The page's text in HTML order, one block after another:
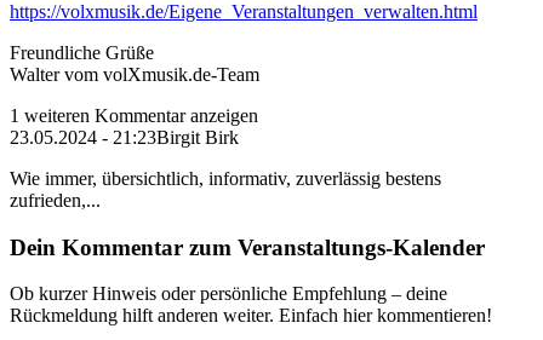
https://volxmusik.de/Eigene_Veranstaltungen_verwalten.html
Freundliche Grüße
Walter vom volXmusik.de-Team
1 weiteren Kommentar anzeigen
23.05.2024 - 21:23Birgit Birk
Wie immer, übersichtlich, informativ, zuverlässig bestens
zufrieden,...
Dein Kommentar zum Veranstaltungs-Kalender
Ob kurzer Hinweis oder persönliche Empfehlung – deine
Rückmeldung hilft anderen weiter. Einfach hier kommentieren!